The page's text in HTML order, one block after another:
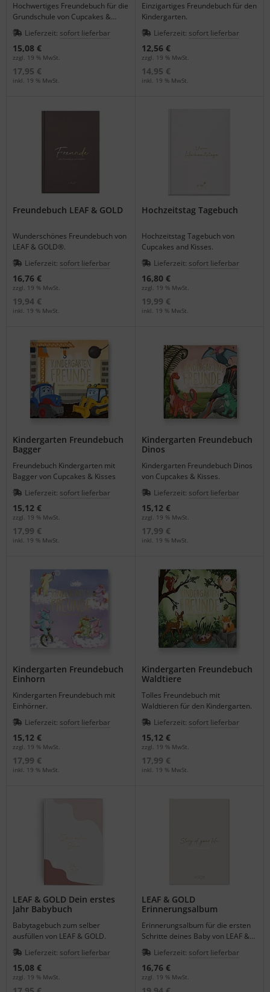
Hochwertiges Freundebuch für die
Grundschule von Cupcakes &
Kisses.
Lieferzeit: sofort lieferbar
15,08 €
zzgl. 19 % MwSt.
17,95 €
inkl. 19 % MwSt.
Einzigartiges Freundebuch für den
Kindergarten.
Lieferzeit: sofort lieferbar
12,56 €
zzgl. 19 % MwSt.
14,95 €
inkl. 19 % MwSt.
Freundebuch LEAF & GOLD
Wunderschönes Freundebuch von
LEAF & GOLD®.
Lieferzeit: sofort lieferbar
16,76 €
zzgl. 19 % MwSt.
19,94 €
inkl. 19 % MwSt.
Hochzeitstag Tagebuch
Hochzeitstag Tagebuch von
Cupcakes and Kisses.
Lieferzeit: sofort lieferbar
16,80 €
zzgl. 19 % MwSt.
19,99 €
inkl. 19 % MwSt.
Kindergarten Freundebuch
Bagger
Freundebuch Kindergarten mit
Bagger von Cupcakes & Kisses
Lieferzeit: sofort lieferbar
15,12 €
zzgl. 19 % MwSt.
17,99 €
inkl. 19 % MwSt.
Kindergarten Freundebuch
Dinos
Kindergarten Freundebuch Dinos
von Cupcakes & Kisses.
Lieferzeit: sofort lieferbar
15,12 €
zzgl. 19 % MwSt.
17,99 €
inkl. 19 % MwSt.
Kindergarten Freundebuch
Einhorn
Kindergarten Freundebuch mit
Einhörner.
Lieferzeit: sofort lieferbar
15,12 €
zzgl. 19 % MwSt.
17,99 €
inkl. 19 % MwSt.
Kindergarten Freundebuch
Waldtiere
Tolles Freundebuch mit
Waldtieren für den Kindergarten.
Lieferzeit: sofort lieferbar
15,12 €
zzgl. 19 % MwSt.
17,99 €
inkl. 19 % MwSt.
LEAF & GOLD Dein erstes
Jahr Babybuch
Babytagebuch zum selber
ausfüllen von LEAF & GOLD.
Lieferzeit: sofort lieferbar
15,08 €
zzgl. 19 % MwSt.
LEAF & GOLD
Erinnerungsalbum
Erinnerungsalbum für die ersten
Schritte deines Baby von LEAF &
GOLD.
Lieferzeit: sofort lieferbar
16,76 €
zzgl. 19 % MwSt.